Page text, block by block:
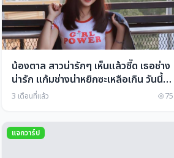
น้องตาล สาวน่ารักๆ เห็นแล้วซี๊ด เธอช่าง
น่ารัก แก้มช่างน่าหยิกซะเหลือเกิน วันนี้
เลยเอาเซตเอวลอยมายั่วๆหัวใจหนุ่มไทย
3 เดือนที่แล้ว 75
แจกวาร์ป